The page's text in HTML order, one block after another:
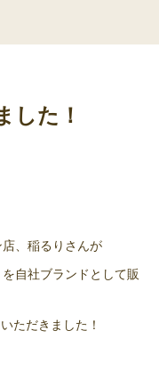
した！
、稲るりさんが
自社ブランドとして販
ただきました！